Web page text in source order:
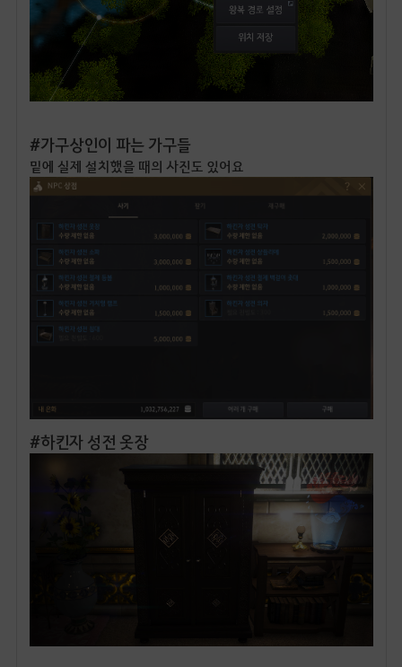
#가구상인이 파는 가구들
밑에 실제 설치했을 때의 사진도 있어요
#하킨자 성전 옷장